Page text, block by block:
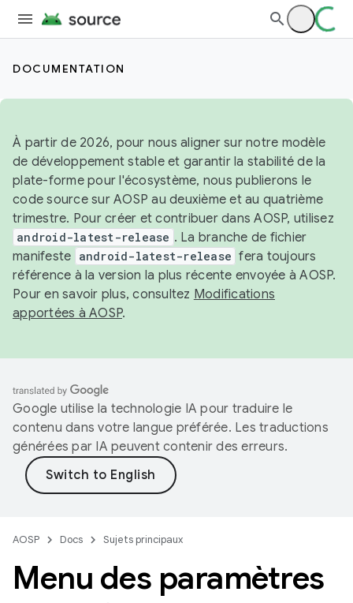
DOCUMENTATION
À partir de 2026, pour nous aligner sur notre modèle
de développement stable et garantir la stabilité de la
plate-forme pour l'écosystème, nous publierons le
code source sur AOSP au deuxième et au quatrième
trimestre. Pour créer et contribuer dans AOSP, utilisez
android-latest-release . La branche de fichier
manifeste android-latest-release fera toujours
référence à la version la plus récente envoyée à AOSP.
Pour en savoir plus, consultez Modifications
apportées à AOSP.
Google utilise la technologie IA pour traduire le
contenu dans votre langue préférée. Les traductions
générées par IA peuvent contenir des erreurs.
AOSP Docs Sujets principaux
Menu des paramètres